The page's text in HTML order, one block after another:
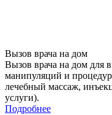
Вызов врача на дом
Вызов врача на дом для
манипуляций и
лечебный массаж,
услуги).
Подробнее